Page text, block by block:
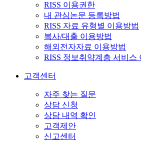
RISS 이용권한
내 관심논문 등록방법
RISS 자료 유형별 이용방법
복사/대출 이용방법
해외전자자료 이용방법
RISS 정보취약계층 서비스
고객센터
자주 찾는 질문
상담 신청
상담 내역 확인
고객제안
신고센터